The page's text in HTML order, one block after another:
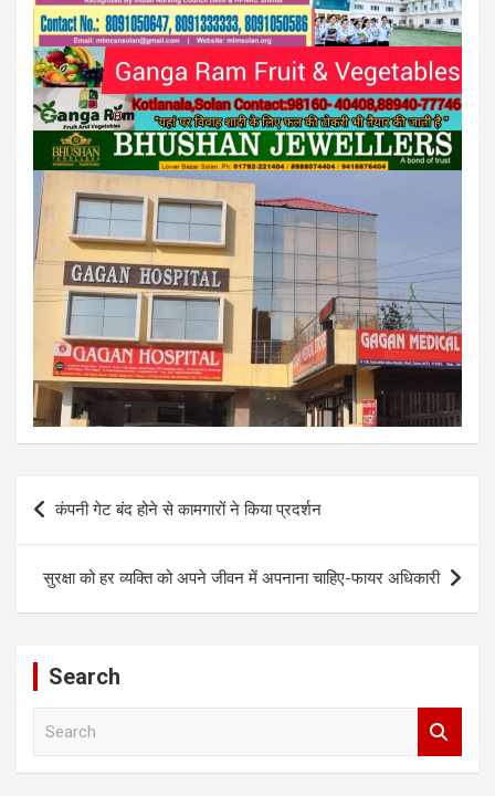
Post
navigation
कंपनी गेट बंद होने से कामगारों ने किया प्रदर्शन
सुरक्षा को हर व्यक्ति को अपने जीवन में अपनाना चाहिए-फायर अधिकारी
Search